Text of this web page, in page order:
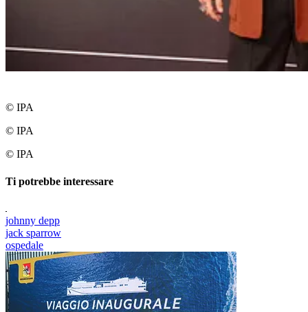
© IPA
© IPA
© IPA
Ti potrebbe interessare
johnny depp
jack sparrow
ospedale